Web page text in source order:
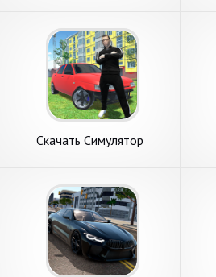
Андроид
Скачать Симулятор